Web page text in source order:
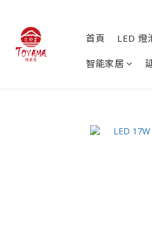
首頁 LED 燈
智能家居